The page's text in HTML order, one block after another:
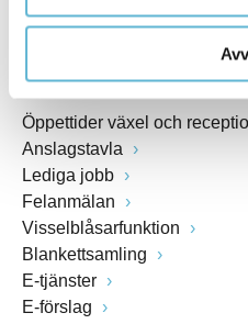
Öppettider växel och
Anslagstavla
Lediga jobb
Felanmälan
Visselblåsarfunktion
Blankettsamling
E-tjänster
E-förslag